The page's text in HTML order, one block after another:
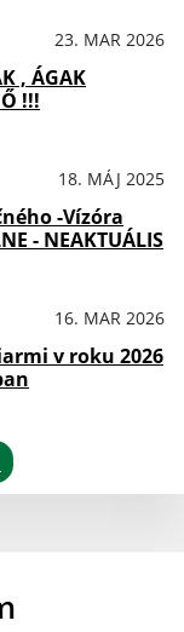
23. MAR 2026
, ÁGAK
!!!
18. MÁJ 2025
-Vízóra
- NEAKTUÁLIS
16. MAR 2026
v roku 2026